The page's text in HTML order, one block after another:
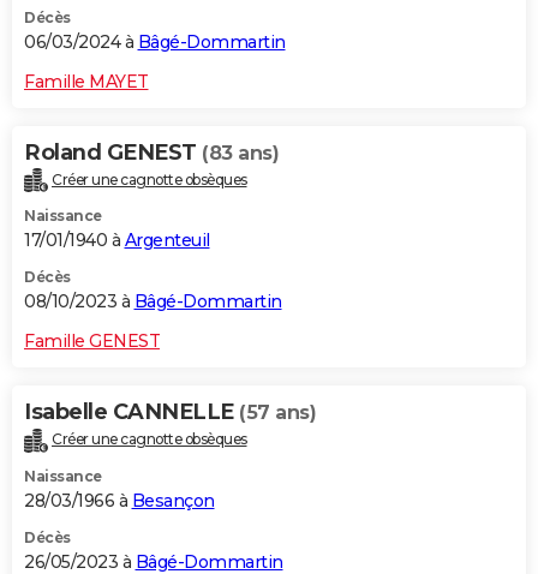
Décès
06/03/2024 à Bâgé-Dommartin
Famille MAYET
Roland GENEST (83 ans)
Créer une cagnotte obsèques
Naissance
17/01/1940 à Argenteuil
Décès
08/10/2023 à Bâgé-Dommartin
Famille GENEST
Isabelle CANNELLE (57 ans)
Créer une cagnotte obsèques
Naissance
28/03/1966 à Besançon
Décès
26/05/2023 à Bâgé-Dommartin